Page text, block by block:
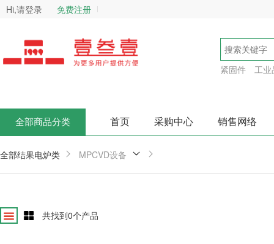
Hi,请登录 免费注册
紧固件 工业
全部商品分类 首页 采购中心 销售网络
全部结果电炉类 MPCVD设备
共找到0个产品